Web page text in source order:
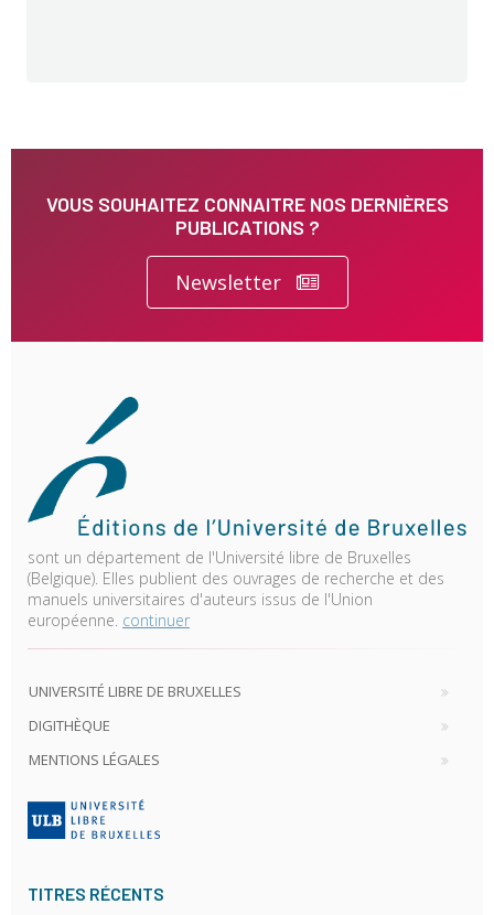
VOUS SOUHAITEZ CONNAITRE NOS DERNIÈRES
PUBLICATIONS ?
Newsletter
sont un département de l'Université libre de Bruxelles
(Belgique). Elles publient des ouvrages de recherche et des
manuels universitaires d'auteurs issus de l'Union
européenne. continuer
UNIVERSITÉ LIBRE DE BRUXELLES
DIGITHÈQUE
MENTIONS LÉGALES
TITRES RÉCENTS